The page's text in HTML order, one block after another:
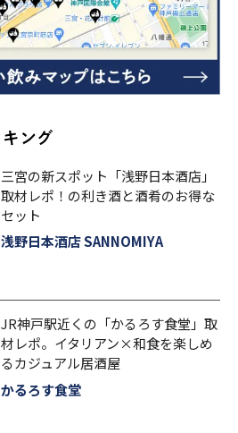
三宮の新スポット「浅野日本酒店」
取材レポ！の利き酒と酒肴のお得な
セット
浅野日本酒店 SANNOMIYA
JR神戸駅近くの「かるろす食堂」取
材レポ。イタリアン×和食を楽しめ
るカジュアル居酒屋
かるろす食堂